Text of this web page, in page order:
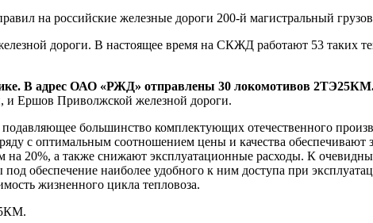
на российские железные дороги 200-й магистральный
дороги. В настоящее время на СКЖД работают 53 таких
В адрес ОАО «РЖД» отправлены 30 локомотивов
и Ершов Приволжской железной дороги.
большинство комплектующих отечественного
с оптимальным соотношением цены и качества обеспечивают
20%, а также снижают эксплуатационные расходы. К
обеспечение наиболее удобного к ним доступа при
жизненного цикла тепловоза.